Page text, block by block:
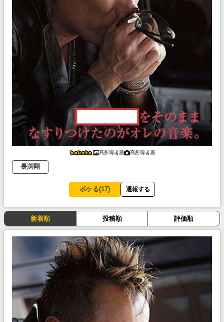
高所得者層 高所得者層
長渕剛
ボケる(17) 通報する
新着順 投稿順 評価順